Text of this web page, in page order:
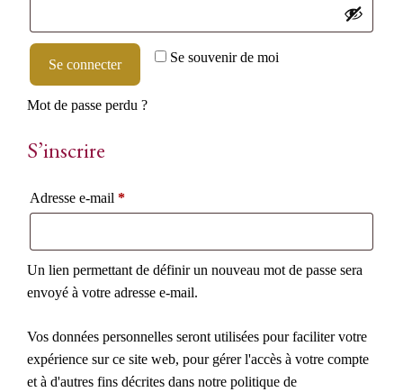
Se souvenir de moi
Se connecter
Mot de passe perdu ?
S’inscrire
Adresse e-mail *Obligatoire
Un lien permettant de définir un nouveau mot de passe sera
envoyé à votre adresse e-mail.
Vos données personnelles seront utilisées pour faciliter votre
expérience sur ce site web, pour gérer l'accès à votre compte
et à d'autres fins décrites dans notre politique de